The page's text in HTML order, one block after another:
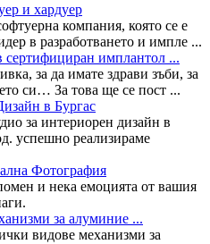
и хардуер
компания, която се е
в разработването и импле ...
сертифициран имплантол ...
за да имате здрави зъби, за
си… За това ще се пост ...
в Бургас
за интериорен дизайн в
успешно реализираме
Фотография
и нека емоцията от вашия
за алуминие ...
видове механизми за